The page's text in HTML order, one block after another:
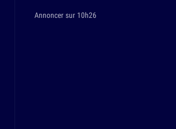
Annoncer sur 10h26